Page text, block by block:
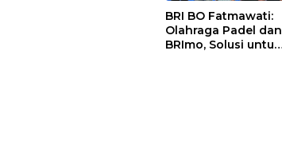
BRI BO Fatmawati:
Olahraga Padel dan
BRImo, Solusi untuk